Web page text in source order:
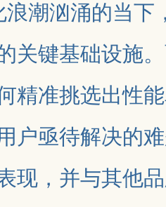
浪潮汹涌的当下
关键基础设施
精准挑选出性
户亟待解决的
现，并与其他
究竟藏着哪些行业秘诀？